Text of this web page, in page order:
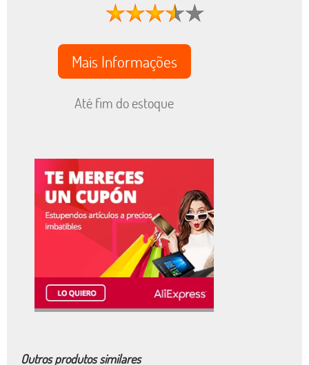
Mais Informações
Até fim do estoque
Outros produtos similares